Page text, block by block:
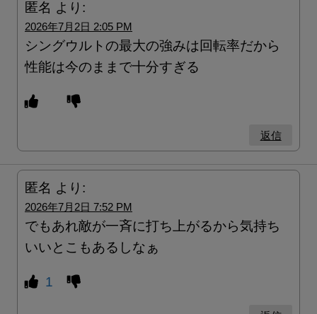
匿名 より:
2026年7月2日 2:05 PM
シングウルトの最大の強みは回転率だから
性能は今のままで十分すぎる
返信
匿名 より:
2026年7月2日 7:52 PM
でもあれ敵が一斉に打ち上がるから気持ち
いいとこもあるしなぁ
1